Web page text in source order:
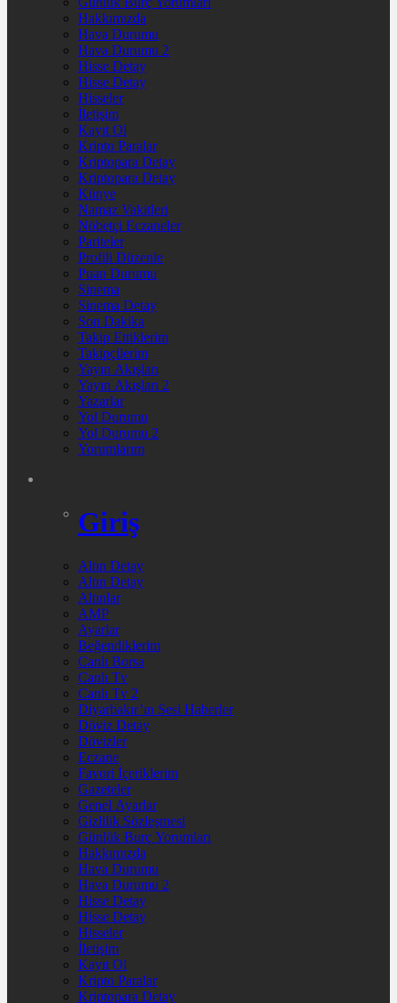
Hakkımızda
Hava Durumu
Hava Durumu 2
Hisse Detay
Hisse Detay
Hisseler
İletişim
Kayıt Ol
Kripto Paralar
Kriptopara Detay
Kriptopara Detay
Künye
Namaz Vakitleri
Nöbetçi Eczaneler
Pariteler
Profili Düzenle
Puan Durumu
Sinema
Sinema Detay
Son Dakika
Takip Ettiklerim
Takipçilerim
Yayın Akışları
Yayın Akışları 2
Yazarlar
Yol Durumu
Yol Durumu 2
Yorumlarım
Giriş
Altın Detay
Altın Detay
Altınlar
AMP
Ayarlar
Beğendiklerim
Canlı Borsa
Canlı Tv
Canlı Tv 2
Diyarbakır’ın Sesi Haberler
Döviz Detay
Dövizler
Eczane
Favori İçeriklerim
Gazeteler
Genel Ayarlar
Gizlilik Sözleşmesi
Günlük Burç Yorumları
Hakkımızda
Hava Durumu
Hava Durumu 2
Hisse Detay
Hisse Detay
Hisseler
İletişim
Kayıt Ol
Kripto Paralar
Kriptopara Detay